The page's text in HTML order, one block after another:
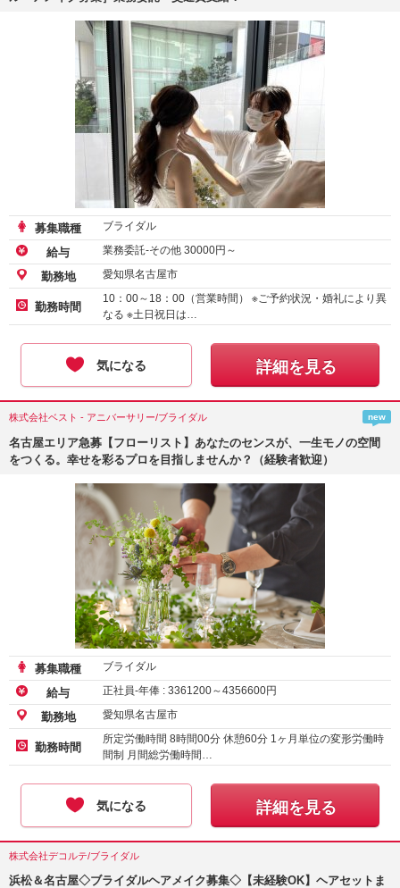
募集職種 ブライダル
給与 業務委託-その他 30000円～
勤務地 愛知県名古屋市
勤務時間
10：00～18：00（営業時間） ※ご予約状況・婚礼により異
なる ※土日祝日は…
気になる 詳細を見る
株式会社ベスト - アニバーサリー/ブライダル new
名古屋エリア急募【フローリスト】あなたのセンスが、一生モノの空間
をつくる。幸せを彩るプロを目指しませんか？（経験者歓迎）
募集職種 ブライダル
給与 正社員-年俸 : 3361200～4356600円
勤務地 愛知県名古屋市
勤務時間
所定労働時間 8時間00分 休憩60分 1ヶ月単位の変形労働時
間制 月間総労働時間…
気になる 詳細を見る
株式会社デコルテ/ブライダル
浜松＆名古屋◇ブライダルヘアメイク募集◇【未経験OK】ヘアセットま